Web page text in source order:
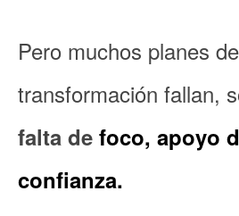
Pero muchos planes de
transformación fallan,
falta de foco, apoyo
confianza.